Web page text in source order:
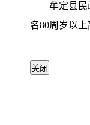
牟定县民
名80周岁以上